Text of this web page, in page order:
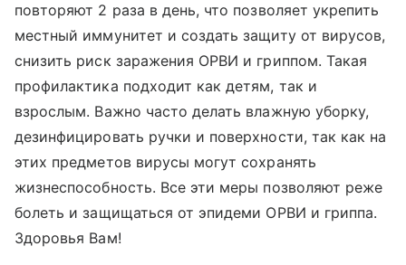
повторяют 2 раза в день, что позволяет укрепить
местный иммунитет и создать защиту от вирусов,
снизить риск заражения ОРВИ и гриппом. Такая
профилактика подходит как детям, так и
взрослым. Важно часто делать влажную уборку,
дезинфицировать ручки и поверхности, так как на
этих предметов вирусы могут сохранять
жизнеспособность. Все эти меры позволяют реже
болеть и защищаться от эпидеми ОРВИ и гриппа.
Здоровья Вам!